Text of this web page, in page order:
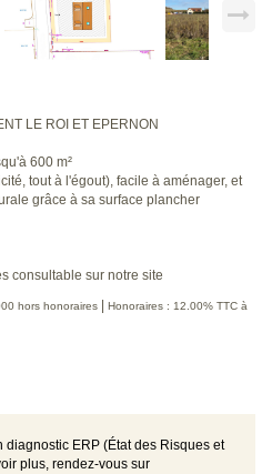
LE ROI ET EPERNON
600 m²
tout à l'égout), facile à aménager, et
grâce à sa surface plancher
consultable sur notre site
hors honoraires
Honoraires : 12.00% TTC à
diagnostic ERP (État des Risques et
plus, rendez-vous sur